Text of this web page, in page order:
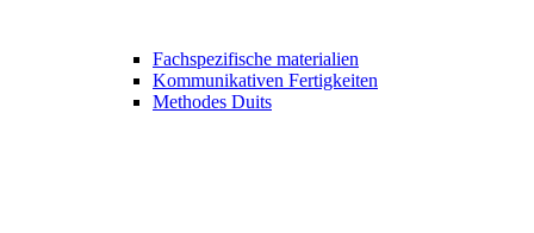
Fachspezifische materialien
Kommunikativen Fertigkeiten
Methodes Duits